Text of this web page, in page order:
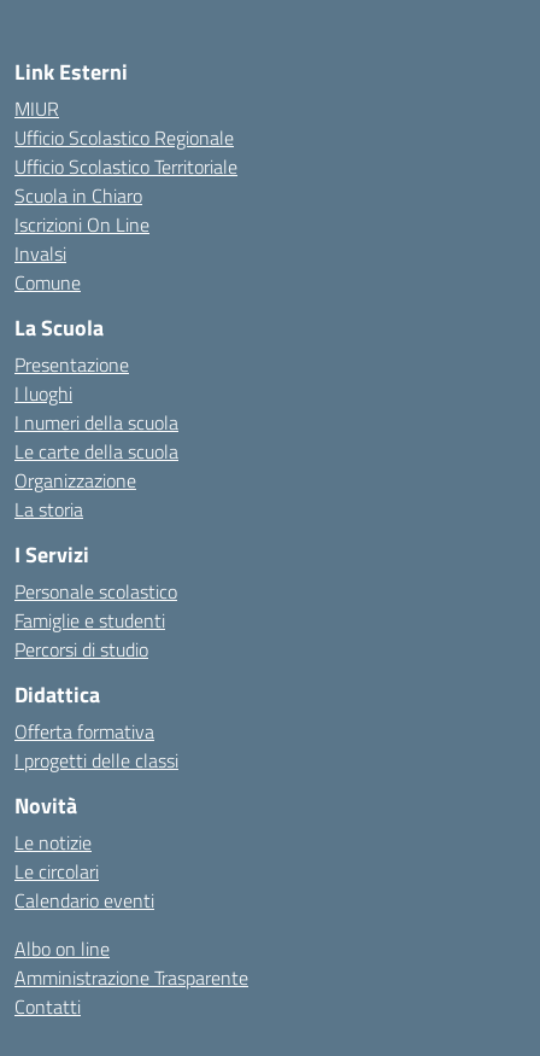
Link Esterni
MIUR
Ufficio Scolastico Regionale
Ufficio Scolastico Territoriale
Scuola in Chiaro
Iscrizioni On Line
Invalsi
Comune
La Scuola
Presentazione
I luoghi
I numeri della scuola
Le carte della scuola
Organizzazione
La storia
I Servizi
Personale scolastico
Famiglie e studenti
Percorsi di studio
Didattica
Offerta formativa
I progetti delle classi
Novità
Le notizie
Le circolari
Calendario eventi
Albo on line
Amministrazione Trasparente
Contatti